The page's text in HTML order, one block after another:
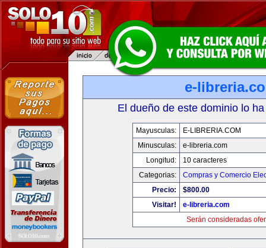
e-
El dueño de este dominio lo
Mayusculas:
E-LIBRERIA.COM
Minusculas:
e-libreria.com
Longitud:
10 caracteres
Categorias:
Compras y Comercio
Precio:
$800.00
Visitar!
e-libreria.com
Serán consideradas